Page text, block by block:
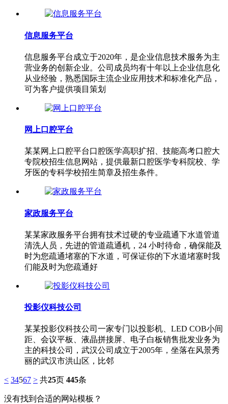
信息服务平台
信息服务平台成立于2020年，是企业信息技术服务为主
营业务的创新企业。公司成员均有十年以上企业信息化
从业经验，熟悉国际主流企业应用技术和标准化产品，
可为客户提供项目策划
网上口腔平台
某某网上口腔平台口腔医学高职扩招、技能高考口腔大
专院校招生信息网站，提供最新口腔医学专科院校、学
牙医的专科学校招生简章及招生条件。
家政服务平台
某某家政服务平台拥有技术过硬的专业疏通下水道管道
清洗人员，先进的管道疏通机，24 小时待命，确保能及
时为您疏通堵塞的下水道，可保证你的下水道堵塞时我
们能及时为您疏通好
投影仪科技公司
某某投影仪科技公司一家专门以投影机、LED COB小间
距、会议平板、液晶拼接屏、电子白板销售批发业务为
主的科技公司，武汉公司成立于2005年，坐落在风景秀
丽的武汉市洪山区，比邻
< 34567 > 共25页 445条
没有找到合适的网站模板？